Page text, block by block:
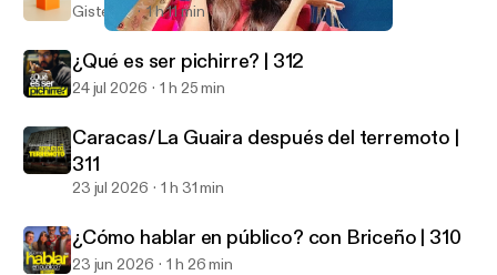
El Cuartico
Gisteren 1 h 11 min
¿Qué es ser pichirre? | 312
24 jul 2026 1 h 25 min
Caracas/La Guaira después del terremoto |
311
23 jul 2026 1 h 31 min
¿Cómo hablar en público? con Briceño | 310
23 jun 2026 1 h 26 min